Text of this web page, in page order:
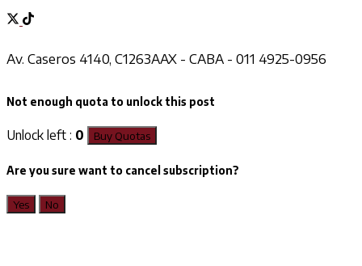
Av. Caseros 4140, C1263AAX - CABA - 011 4925-0956
Not enough quota to unlock this post
Unlock left : 0 Buy Quotas
Are you sure want to cancel subscription?
Yes No